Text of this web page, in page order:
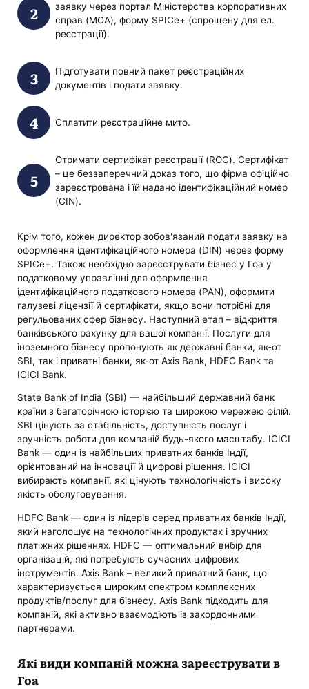
заявку через портал Міністерства корпоративних
справ (MCA), форму SPICe+ (спрощену для ел.
реєстрації).
Підготувати повний пакет реєстраційних
документів і подати заявку.
Сплатити реєстраційне мито.
Отримати сертифікат реєстрації (ROC). Сертифікат
– це беззаперечний доказ того, що фірма офіційно
зареєстрована і їй надано ідентифікаційний номер
(CIN).
Крім того, кожен директор зобов'язаний подати заявку на
оформлення ідентифікаційного номера (DIN) через форму
SPICe+. Також необхідно зареєструвати бізнес у Гоа у
податковому управлінні для оформлення
ідентифікаційного податкового номера (PAN), оформити
галузеві ліцензії й сертифікати, якщо вони потрібні для
регульованих сфер бізнесу. Наступний етап – відкриття
банківського рахунку для вашої компанії. Послуги для
іноземного бізнесу пропонують як державні банки, як-от
SBI, так і приватні банки, як-от Axis Bank, HDFC Bank та
ICICI Bank.
State Bank of India (SBI) — найбільший державний банк
країни з багаторічною історією та широкою мережею філій.
SBI цінують за стабільність, доступність послуг і
зручність роботи для компаній будь-якого масштабу. ICICI
Bank — один із найбільших приватних банків Індії,
орієнтований на інновації й цифрові рішення. ICICI
вибирають компанії, які цінують технологічність і високу
якість обслуговування.
HDFC Bank — один із лідерів серед приватних банків Індії,
який наголошує на технологічних продуктах і зручних
платіжних рішеннях. HDFC — оптимальний вибір для
організацій, які потребують сучасних цифрових
інструментів. Axis Bank – великий приватний банк, що
характеризується широким спектром комплексних
продуктів/послуг для бізнесу. Axis Bank підходить для
компаній, які активно взаємодіють із закордонними
партнерами.
Які види компаній можна зареєструвати в
Гоа